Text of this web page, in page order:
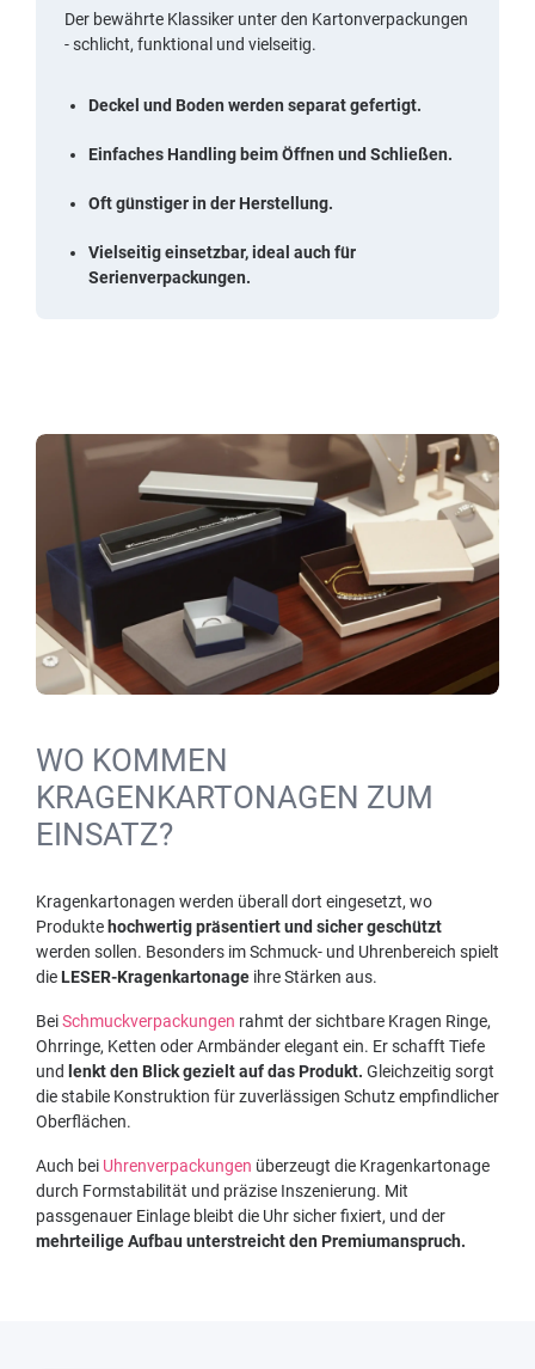
Der bewährte Klassiker unter den Kartonverpackungen
- schlicht, funktional und vielseitig.
Deckel und Boden werden separat gefertigt.
Einfaches Handling beim Öffnen und Schließen.
Oft günstiger in der Herstellung.
Vielseitig einsetzbar, ideal auch für
Serienverpackungen.
WO KOMMEN
KRAGENKARTONAGEN ZUM
EINSATZ?
Kragenkartonagen werden überall dort eingesetzt, wo
Produkte hochwertig präsentiert und sicher geschützt
werden sollen. Besonders im Schmuck- und Uhrenbereich spielt
die LESER-Kragenkartonage ihre Stärken aus.
BeiSchmuckverpackungen rahmt der sichtbare Kragen Ringe,
Ohrringe, Ketten oder Armbänder elegant ein. Er schafft Tiefe
und lenkt den Blick gezielt auf das Produkt. Gleichzeitig sorgt
die stabile Konstruktion für zuverlässigen Schutz empfindlicher
Oberflächen.
Auch bei Uhrenverpackungen überzeugt die Kragenkartonage
durch Formstabilität und präzise Inszenierung. Mit
passgenauer Einlage bleibt die Uhr sicher fixiert, und der
mehrteilige Aufbau unterstreicht den Premiumanspruch.